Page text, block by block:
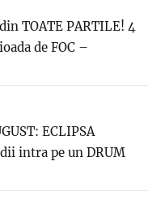
TOATE PARTILE! 4
de FOC –
ECLIPSA
intra pe un DRUM